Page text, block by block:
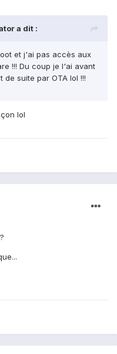
a dit :
et j'ai pas accès aux
!!! Du coup je l'ai avant
suite par OTA lol !!!
lol